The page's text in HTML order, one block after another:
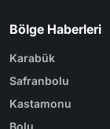
Bölge Haberleri
Karabük
Safranbolu
Kastamonu